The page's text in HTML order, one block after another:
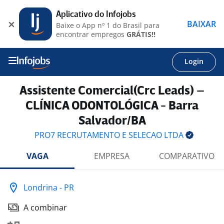
Login
Assistente Comercial(Crc Leads) –
CLÍNICA ODONTOLÓGICA - Barra
Salvador/BA
PRO7 RECRUTAMENTO E SELECAO LTDA
VAGA
EMPRESA COMPARATIVO
Londrina - PR
A combinar
Aplicativo do Infojobs
Baixe o App nº 1 do Brasil para
encontrar empregos GRÁTIS!!
BAIXAR